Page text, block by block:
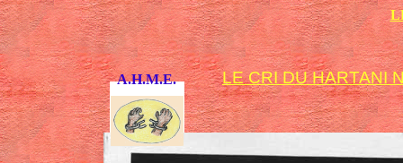
A.H.M.E. LE CRI DU HARTANI